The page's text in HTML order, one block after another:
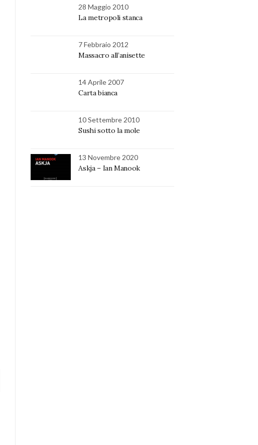
28 Maggio 2010
La metropoli stanca
7 Febbraio 2012
Massacro all’anisette
14 Aprile 2007
Carta bianca
10 Settembre 2010
Sushi sotto la mole
13 Novembre 2020
Askja – Ian Manook